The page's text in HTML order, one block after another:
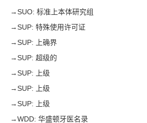
→SUO: 标准上本体研究组
→SUP: 特殊使用许可证
→SUP: 上确界
→SUP: 超级的
→SUP: 上级
→SUP: 上级
→SUP: 上级
→WDD: 华盛顿牙医名录